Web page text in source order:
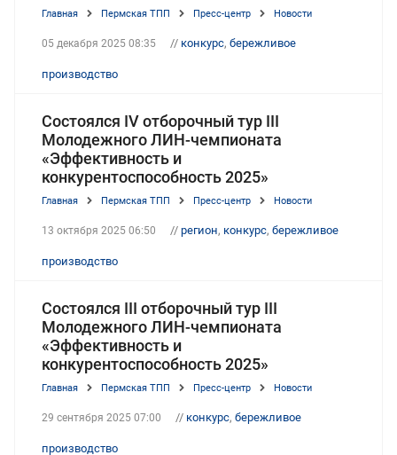
Главная Пермская ТПП Пресс-центр Новости
05 декабря 2025 08:35 // конкурс, бережливое
производство
Состоялся IV отборочный тур III
Молодежного ЛИН-чемпионата
«Эффективность и
конкурентоспособность 2025»
Главная Пермская ТПП Пресс-центр Новости
13 октября 2025 06:50 // регион, конкурс, бережливое
производство
Состоялся III отборочный тур III
Молодежного ЛИН-чемпионата
«Эффективность и
конкурентоспособность 2025»
Главная Пермская ТПП Пресс-центр Новости
29 сентября 2025 07:00 // конкурс, бережливое
производство